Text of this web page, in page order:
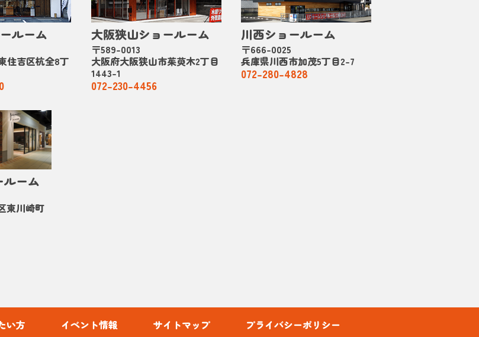
ルーム
住吉区杭全8丁
大阪狭山ショールーム
〒589-0013
大阪府大阪狭山市茱萸木2丁目
1443-1
072-230-4456
川西ショールーム
〒666-0025
兵庫県川西市加茂5丁目2-7
072-280-4828
ルーム
東川崎町
い方 イベント情報 サイトマップ プライバシーポリシー